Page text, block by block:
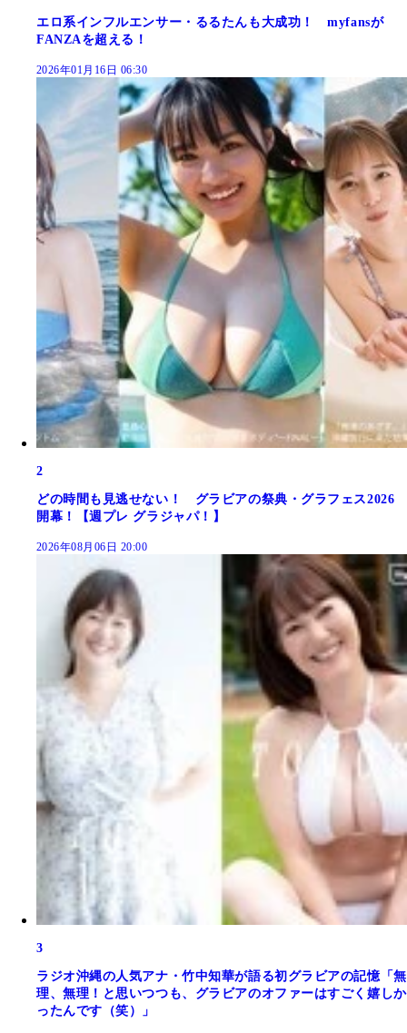
エロ系インフルエンサー・るるたんも大成功！ myfansが
FANZAを超える！
2026年01月16日 06:30
2
どの時間も見逃せない！ グラビアの祭典・グラフェス2026
開幕！【週プレ グラジャパ！】
2026年08月06日 20:00
3
ラジオ沖縄の人気アナ・竹中知華が語る初グラビアの記憶「無
理、無理！と思いつつも、グラビアのオファーはすごく嬉しか
ったんです（笑）」